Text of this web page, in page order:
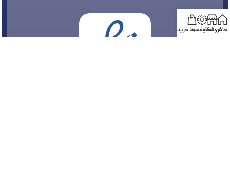
خانهفروشگاه
تخفیف هاسبد خرید